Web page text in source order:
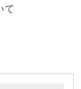
て